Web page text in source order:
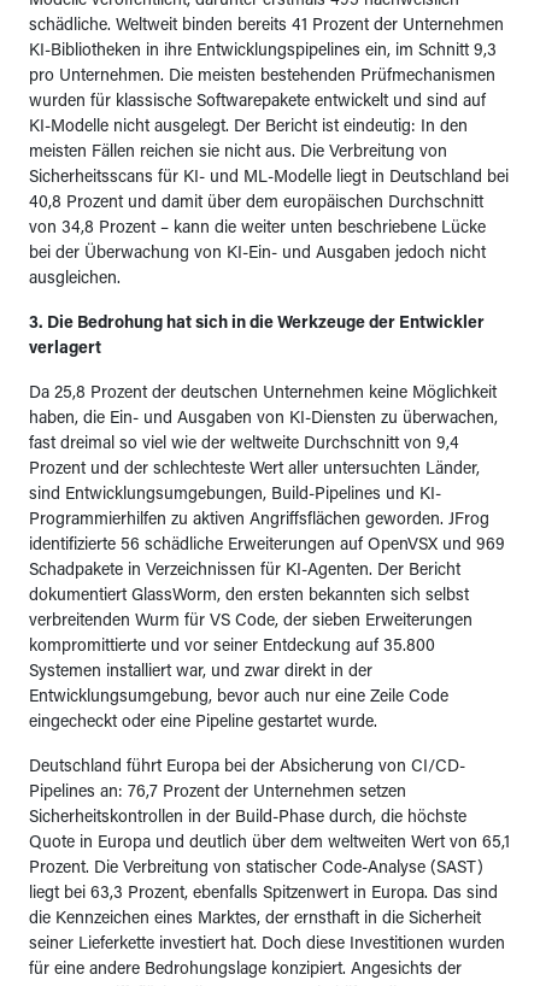
schädliche. Weltweit binden bereits 41 Prozent der Unternehmen
KI-Bibliotheken in ihre Entwicklungspipelines ein, im Schnitt 9,3
pro Unternehmen. Die meisten bestehenden Prüfmechanismen
wurden für klassische Softwarepakete entwickelt und sind auf
KI-Modelle nicht ausgelegt. Der Bericht ist eindeutig: In den
meisten Fällen reichen sie nicht aus. Die Verbreitung von
Sicherheitsscans für KI- und ML-Modelle liegt in Deutschland bei
40,8 Prozent und damit über dem europäischen Durchschnitt
von 34,8 Prozent – kann die weiter unten beschriebene Lücke
bei der Überwachung von KI-Ein- und Ausgaben jedoch nicht
ausgleichen.
3. Die Bedrohung hat sich in die Werkzeuge der Entwickler
verlagert
Da 25,8 Prozent der deutschen Unternehmen keine Möglichkeit
haben, die Ein- und Ausgaben von KI-Diensten zu überwachen,
fast dreimal so viel wie der weltweite Durchschnitt von 9,4
Prozent und der schlechteste Wert aller untersuchten Länder,
sind Entwicklungsumgebungen, Build-Pipelines und KI-
Programmierhilfen zu aktiven Angriffsflächen geworden. JFrog
identifizierte 56 schädliche Erweiterungen auf OpenVSX und 969
Schadpakete in Verzeichnissen für KI-Agenten. Der Bericht
dokumentiert GlassWorm, den ersten bekannten sich selbst
verbreitenden Wurm für VS Code, der sieben Erweiterungen
kompromittierte und vor seiner Entdeckung auf 35.800
Systemen installiert war, und zwar direkt in der
Entwicklungsumgebung, bevor auch nur eine Zeile Code
eingecheckt oder eine Pipeline gestartet wurde.
Deutschland führt Europa bei der Absicherung von CI/CD-
Pipelines an: 76,7 Prozent der Unternehmen setzen
Sicherheitskontrollen in der Build-Phase durch, die höchste
Quote in Europa und deutlich über dem weltweiten Wert von 65,1
Prozent. Die Verbreitung von statischer Code-Analyse (SAST)
liegt bei 63,3 Prozent, ebenfalls Spitzenwert in Europa. Das sind
die Kennzeichen eines Marktes, der ernsthaft in die Sicherheit
seiner Lieferkette investiert hat. Doch diese Investitionen wurden
für eine andere Bedrohungslage konzipiert. Angesichts der